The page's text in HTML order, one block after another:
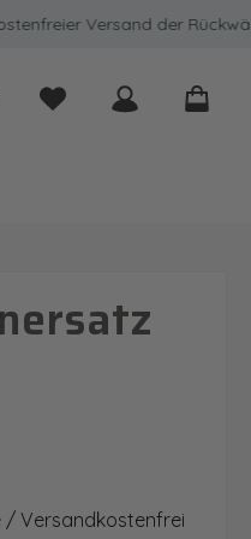
Versand der
Du hast 0 Produkte
/ Versandkostenfrei